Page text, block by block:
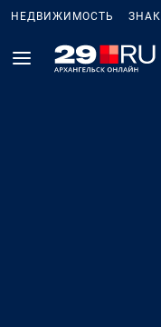
НЕДВИЖИМОСТЬ